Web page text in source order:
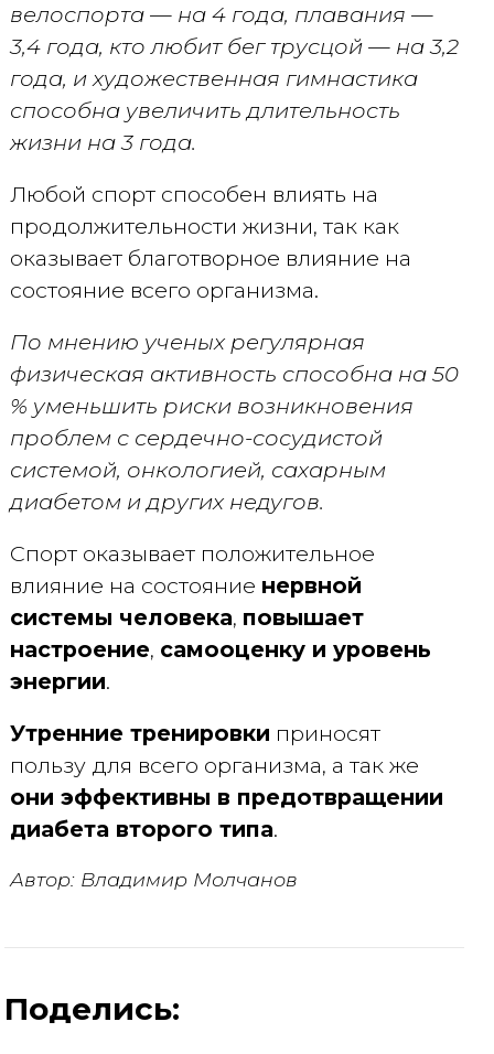
велоспорта — на 4 года, плавания —
3,4 года, кто любит бег трусцой — на 3,2
года, и художественная гимнастика
способна увеличить длительность
жизни на 3 года.
Любой спорт способен влиять на
продолжительности жизни, так как
оказывает благотворное влияние на
состояние всего организма.
По мнению ученых регулярная
физическая активность способна на 50
% уменьшить риски возникновения
проблем с сердечно-сосудистой
системой, онкологией, сахарным
диабетом и других недугов.
Спорт оказывает положительное
влияние на состояние нервной
системы человека, повышает
настроение, самооценку и уровень
энергии.
Утренние тренировки приносят
пользу для всего организма, а так же
они эффективны в предотвращении
диабета второго типа.
Автор: Владимир Молчанов
Поделись: